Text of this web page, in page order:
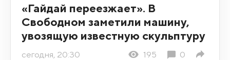
«Гайдай переезжает». В
Свободном заметили машину,
увозящую известную скульптуру
сегодня, 20:30 195 0